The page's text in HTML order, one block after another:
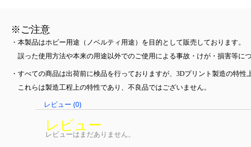
※ご注意
・本製品はホビー用途（ノベルティ用途）を目的として販売しております。
誤った使用方法や本来の用途以外でのご使用による事故・けが・損害等に
・すべての商品は出荷前に検品を行っておりますが、3Dプリント製造の特
これらは製造工程上の特性であり、不良品ではございません。
レビュー (0)
レビュー
レビューはまだありません。